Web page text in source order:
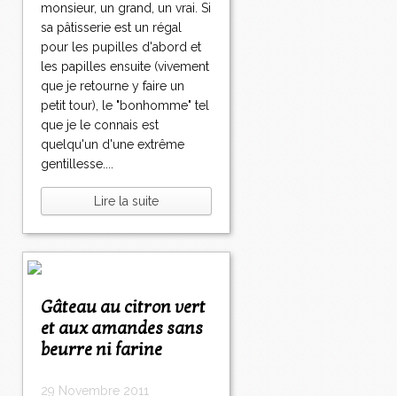
monsieur, un grand, un vrai. Si
sa pâtisserie est un régal
pour les pupilles d'abord et
les papilles ensuite (vivement
que je retourne y faire un
petit tour), le "bonhomme" tel
que je le connais est
quelqu'un d'une extrême
gentillesse....
Lire la suite
Gâteau au citron vert
et aux amandes sans
beurre ni farine
29 Novembre 2011